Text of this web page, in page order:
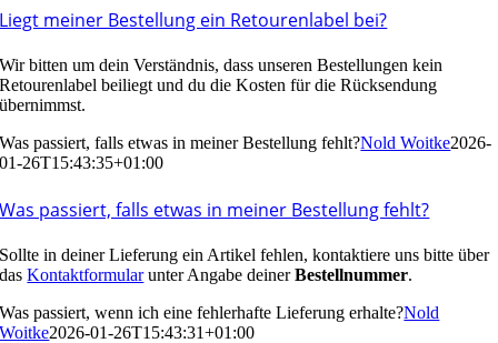
Liegt meiner Bestellung ein Retourenlabel bei?
Wir bitten um dein Verständnis, dass unseren Bestellungen kein
Retourenlabel beiliegt und du die Kosten für die Rücksendung
übernimmst.
Was passiert, falls etwas in meiner Bestellung fehlt?Nold Woitke2026-
01-26T15:43:35+01:00
Was passiert, falls etwas in meiner Bestellung fehlt?
Sollte in deiner Lieferung ein Artikel fehlen, kontaktiere uns bitte über
dasKontaktformularunter Angabe deinerBestellnummer.
Was passiert, wenn ich eine fehlerhafte Lieferung erhalte?Nold
Woitke2026-01-26T15:43:31+01:00